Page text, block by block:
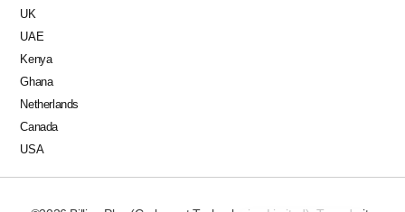
UK
UAE
Kenya
Ghana
Netherlands
Canada
USA
Arabic